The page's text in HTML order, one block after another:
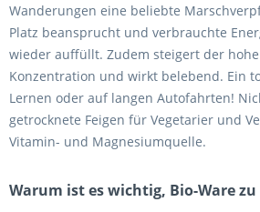
Wanderungen eine beliebte
Platz beansprucht und verbrauchte
wieder auffüllt. Zudem steigert der
Konzentration und wirkt belebend. Ein
Lernen oder auf langen Autofahrten!
getrocknete Feigen für Vegetarier und
Vitamin- und Magnesiumquelle.
Warum ist es wichtig, Bio-Ware